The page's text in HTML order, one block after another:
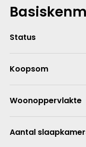
Status
Koopsom
Woonoppervlakte
Aantal